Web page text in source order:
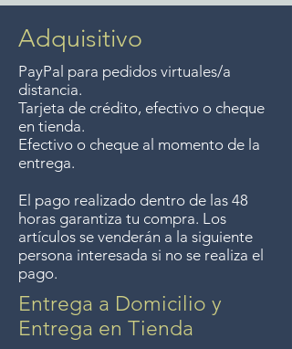
remove them from the house and
put them up for sale!
Adquisitivo
PayPal para pedidos virtuales/a
distancia.
Tarjeta de crédito, efectivo o cheque
en tienda.
Efectivo o cheque al momento de la
entrega.
El pago realizado dentro de las 48
horas garantiza tu compra. Los
artículos se venderán a la siguiente
persona interesada si no se realiza el
pago.
Entrega a Domicilio y
Entrega en Tienda